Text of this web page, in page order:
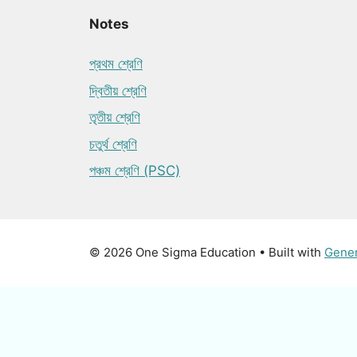
Notes
প্রথম শ্রেণি
দ্বিতীয় শ্রেণি
তৃতীয় শ্রেণি
চতুর্থ শ্রেণি
পঞ্চম শ্রেণি (PSC)
© 2026 One Sigma Education • Built with